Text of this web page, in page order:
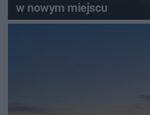
w nowym miejscu